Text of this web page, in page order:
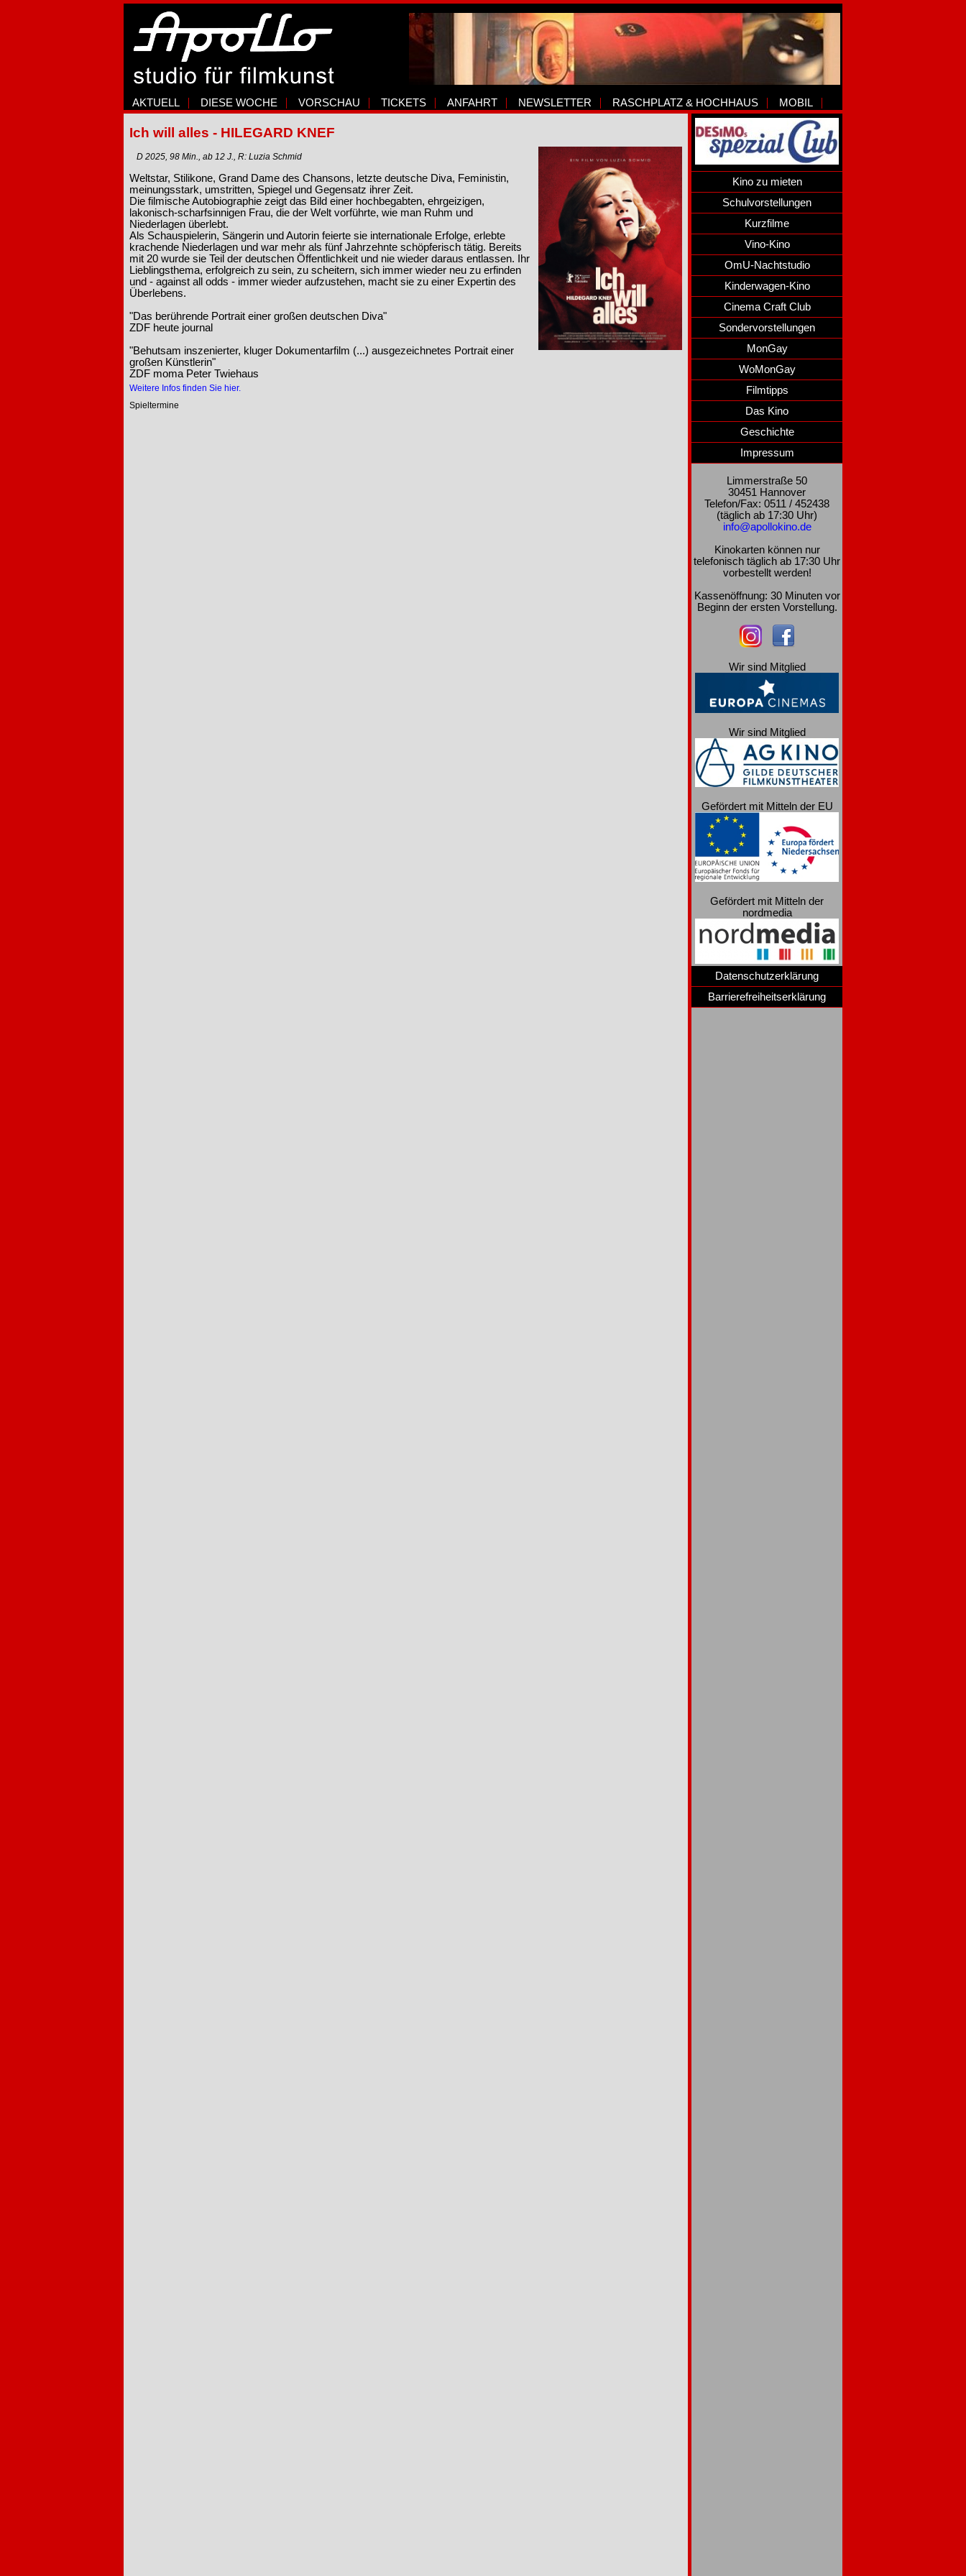
AKTUELL DIESE WOCHE VORSCHAU TICKETS ANFAHRT NEWSLETTER RASCHPLATZ & HOCHHAUS MOBIL
Kino zu mieten
Schulvorstellungen
Kurzfilme
Vino-Kino
OmU-Nachtstudio
Kinderwagen-Kino
Cinema Craft Club
Sondervorstellungen
MonGay
WoMonGay
Filmtipps
Das Kino
Geschichte
Impressum
Limmerstraße 50
30451 Hannover
Telefon/Fax: 0511 / 452438
(täglich ab 17:30 Uhr)
info@apollokino.de
Kinokarten können nur
telefonisch täglich ab 17:30 Uhr
vorbestellt werden!
Kassenöffnung: 30 Minuten vor
Beginn der ersten Vorstellung.
Wir sind Mitglied
Wir sind Mitglied
Gefördert mit Mitteln der EU
Gefördert mit Mitteln der
nordmedia
Datenschutzerklärung
Barrierefreiheitserklärung
Ich will alles - HILEGARD KNEF
D 2025, 98 Min., ab 12 J., R: Luzia Schmid
Weltstar, Stilikone, Grand Dame des Chansons, letzte deutsche Diva, Feministin,
meinungsstark, umstritten, Spiegel und Gegensatz ihrer Zeit.
Die filmische Autobiographie zeigt das Bild einer hochbegabten, ehrgeizigen,
lakonisch-scharfsinnigen Frau, die der Welt vorführte, wie man Ruhm und
Niederlagen überlebt.
Als Schauspielerin, Sängerin und Autorin feierte sie internationale Erfolge, erlebte
krachende Niederlagen und war mehr als fünf Jahrzehnte schöpferisch tätig. Bereits
mit 20 wurde sie Teil der deutschen Öffentlichkeit und nie wieder daraus entlassen. Ihr
Lieblingsthema, erfolgreich zu sein, zu scheitern, sich immer wieder neu zu erfinden
und - against all odds - immer wieder aufzustehen, macht sie zu einer Expertin des
Überlebens.
"Das berührende Portrait einer großen deutschen Diva"
ZDF heute journal
"Behutsam inszenierter, kluger Dokumentarfilm (...) ausgezeichnetes Portrait einer
großen Künstlerin"
ZDF moma Peter Twiehaus
Weitere Infos finden Sie hier.
Spieltermine